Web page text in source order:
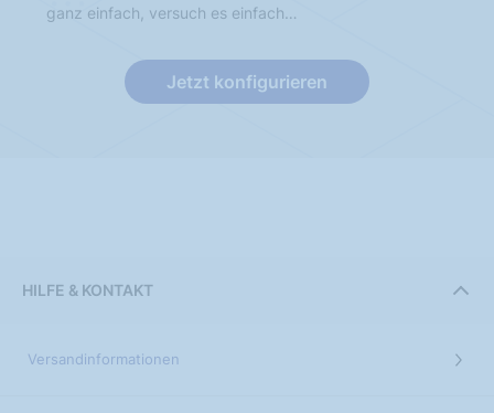
ganz einfach, versuch es einfach…
Jetzt konfigurieren
HILFE & KONTAKT
Versandinformationen